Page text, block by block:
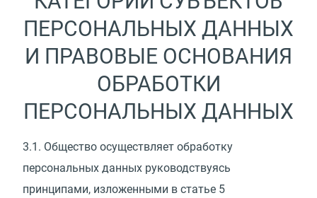
ПЕРСОНАЛЬНЫХ ДАННЫХ
И ПРАВОВЫЕ ОСНОВАНИЯ
ОБРАБОТКИ
ПЕРСОНАЛЬНЫХ ДАННЫХ
3.1. Общество осуществляет обработку
персональных данных руководствуясь
принципами, изложенными в статье 5